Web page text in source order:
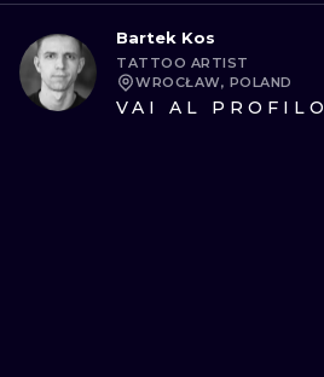
Bartek Kos
TATTOO ARTIST
WROCŁAW, POLAND
VAI AL PROFILO